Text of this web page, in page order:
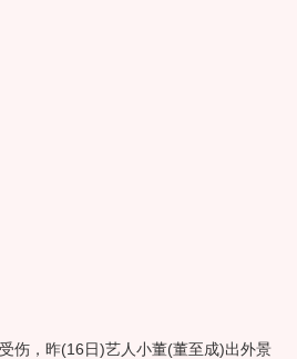
，昨(16日)艺人小董(董至成)出外景